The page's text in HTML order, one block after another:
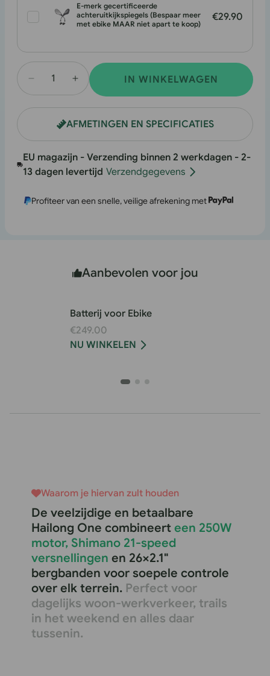
E-merk gecertificeerde
achteruitkijkspiegels (Bespaar meer
met ebike MAAR niet apart te koop)
€29.90
Aantal
Combo
Hailong
Verhoog
hoeveelheid
EU-
Combo
One
IN WINKELWAGEN
AFMETINGEN EN SPECIFICATIES
EU magazijn - Verzending binnen 2 werkdagen - 2-
13 dagen levertijd Verzendgegevens
Profiteer van een snelle, veilige afrekening met
Aanbevolen voor jou
Batterij voor Ebike
€249.00
NU WINKELEN
Waarom je hiervan zult houden
De veelzijdige en betaalbare
Hailong One combineert een 250W
motor, Shimano 21-speed
versnellingen en 26×2.1"
bergbanden voor soepele controle
over elk terrein. Perfect voor
dagelijks woon-werkverkeer, trails
in het weekend en alles daar
tussenin.